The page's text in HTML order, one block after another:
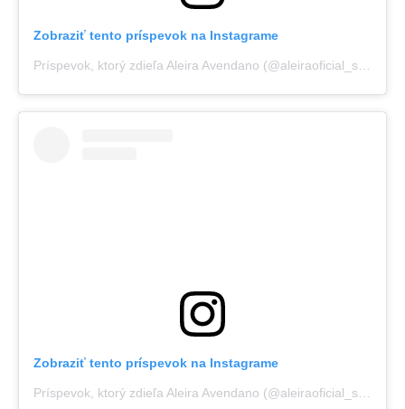
Zobraziť tento príspevok na Instagrame
Príspevok, ktorý zdieľa Aleira Avendano (@aleiraoficial_sexy)
Zobraziť tento príspevok na Instagrame
Príspevok, ktorý zdieľa Aleira Avendano (@aleiraoficial_sexy)